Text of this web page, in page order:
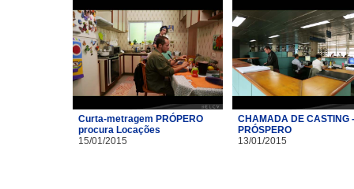
Curta-metragem PRÓPERO
procura Locações
15/01/2015
CHAMADA DE CASTING -
PRÓSPERO
13/01/2015